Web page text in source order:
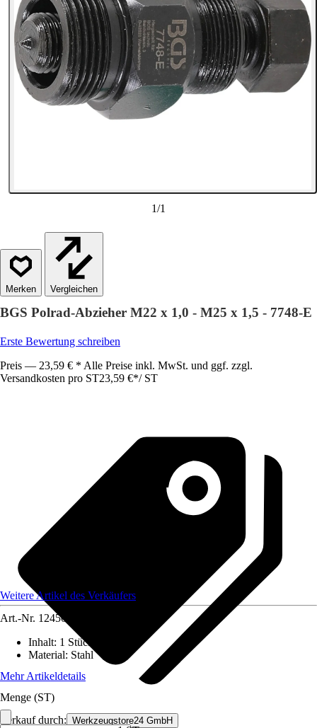
1/1
Vergleichen
BGS Polrad-Abzieher M22 x 1,0 - M25 x 1,5 - 7748-E
Erste Bewertung schreiben
Preis — 23,59 € * Alle Preise inkl. MwSt. und ggf. zzgl.
Versandkosten pro ST23,59 €*/ ST
Verkauf durch: Werkzeugstore24 GmbH
Weitere Artikel des Verkäufers
Art.-Nr. 12450157
Inhalt: 1 Stück
Material: Stahl
Mehr Artikeldetails
Menge (ST)